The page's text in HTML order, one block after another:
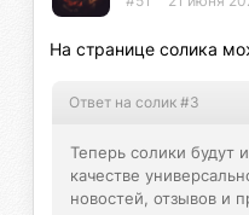
На странице солика
Ответ на солик #3
Теперь солики будут
качестве
новостей, отзывов и